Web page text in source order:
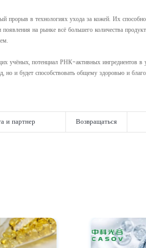
в технологиях ухода за кожей. Их
на рынке всё большего количества
учёных, потенциал РНК-активных ингредиентов
и будет способствовать общему здоровью и
и партнер
Возвращаться